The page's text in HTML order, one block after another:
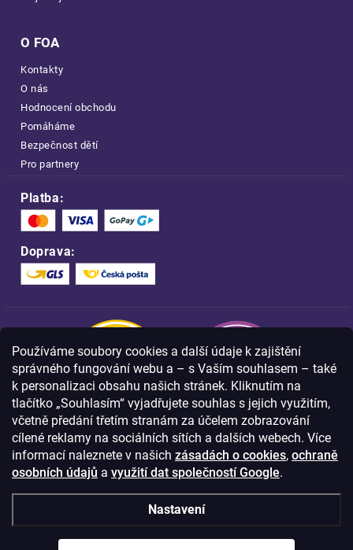
Používáme soubory cookies a další údaje k zajištění
správného fungování webu a – s Vaším souhlasem – také
k personalizaci obsahu našich stránek. Kliknutím na
tlačítko „Souhlasím“ vyjadřujete souhlas s jejich využitím,
včetně předání třetím stranám za účelem zobrazování
cílené reklamy na sociálních sítích a dalších webech. Více
informací naleznete v našich zásadách o cookies, ochraně
osobních údajů a využití dat společností Google.
Nastavení
O FOA
Kontakty
O nás
Hodnocení obchodu
Pomáháme
Bezpečnost dětí
Pro partnery
Platba:
Doprava:
Nakupujte na FOA bezpečně a bez obav.
Díky HTTPS protokolu jsou Vaše citlivá
data v naprostém bezpečí.
© Copyright2026Westlogic s.r.o.,
Olomoucká 267/29, Opava, 746 01